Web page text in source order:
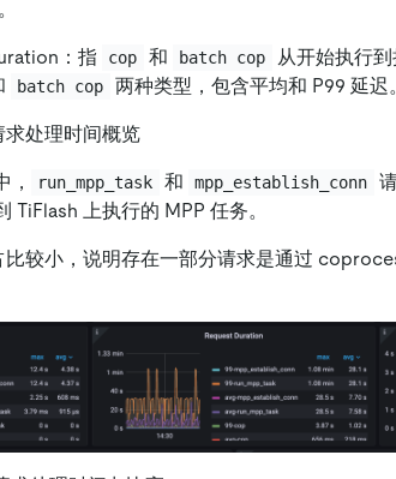
：指 cop 和 batch cop
从开始执行
batch cop 两种类型，包含平均和 P99 延迟。
求处理时间概览
， run_mpp_task 和 mpp_establish_conn
TiFlash 上执行的 MPP 任务。
比较小，说明存在一部分请求是通过